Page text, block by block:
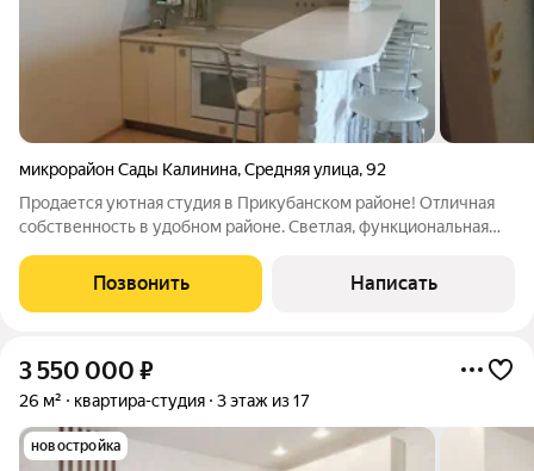
микрорайон Сады Калинина,Средняя улица,92
Продается уютная студия в Прикубанском районе! Отличная
собственность в удобном районе. Светлая, функциональная
удобной локации, для тех, кто ценит уютное личное
пространство. Вид из окна во двор.
Позвонить Написать
3 550 000 ₽
26 м² квартира-студия 3 этаж из 17
новостройка